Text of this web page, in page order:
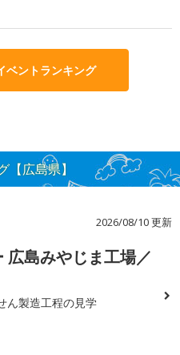
ベントランキング
【広島県】
2026/08/10 更新
広島みやじま工場／
ん製造工程の見学